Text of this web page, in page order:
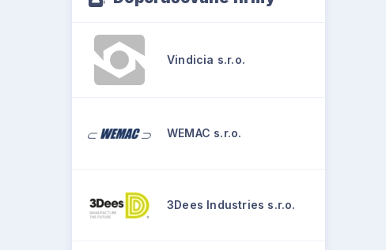
Vindicia s.r.o.
WEMAC s.r.o.
3Dees Industries s.r.o.